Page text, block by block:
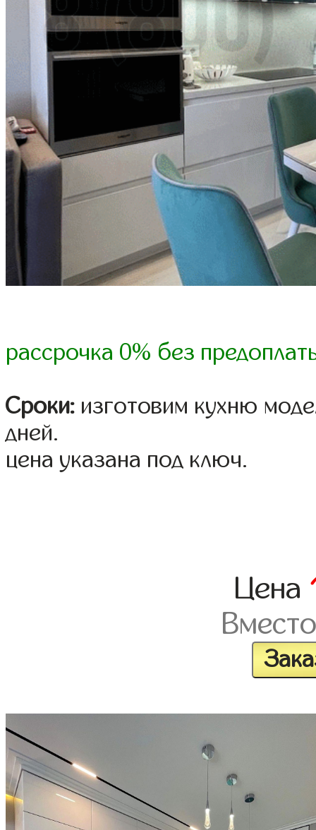
рассрочка 0% без
Сроки: изготовим кухню
дней.
цена указана под ключ.
Цена